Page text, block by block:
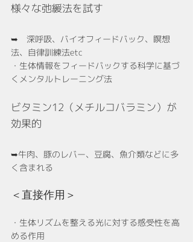
様々な弛緩法を試す
➥　深呼吸、バイオフィードバック、瞑想
法、自律訓練法etc
・生体情報をフィードバックする科学に基づ
くメンタルトレーニング法
ビタミン12（メチルコバラミン）が
効果的
➥牛肉、豚のレバー、豆腐、魚介類などに多
く含まれる
＜直接作用＞
・生体リズムを整える光に対する感受性を高
める作用